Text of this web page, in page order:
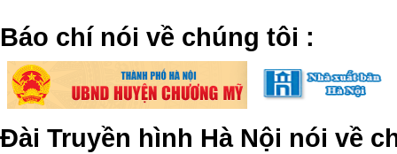
​Báo chí nói về chúng tôi :
Đài Truyền hình Hà Nội nói về